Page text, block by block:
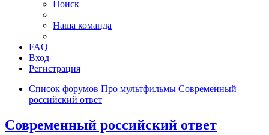
Поиск
Наша команда
FAQ
Вход
Регистрация
Список форумов Про мультфильмы Современный
российский ответ
Современный российский ответ